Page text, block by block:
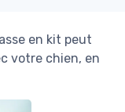
en kit peut
votre chien, en